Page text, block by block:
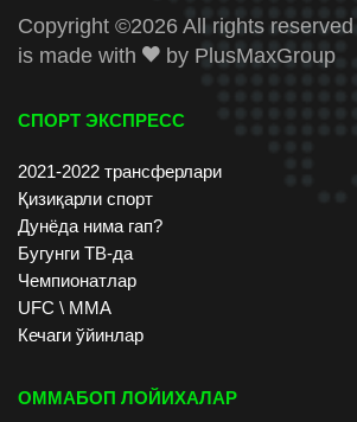
Copyright ©2026 All rights
is made with
by PlusMaxGroup
СПОРТ ЭКСПРЕСС
2021-2022 трансферлари
Қизиқарли спорт
Дунёда нима гап?
Бугунги ТВ-да
Чемпионатлар
UFC \ ММА
Кечаги ўйинлар
ОММАБОП ЛОЙИХАЛАР